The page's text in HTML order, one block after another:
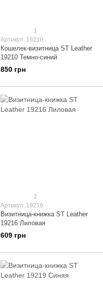
1
Артикул: 19210
Кошелек-визитница ST Leather
19210 Темно-синий
850 грн
2
Артикул: 19216
Визитница-книжка ST Leather
19216 Лиловая
609 грн